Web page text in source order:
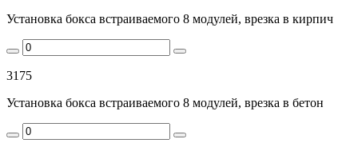
Установка бокса встраиваемого 8 модулей, врезка в кирпич
3175
Установка бокса встраиваемого 8 модулей, врезка в бетон